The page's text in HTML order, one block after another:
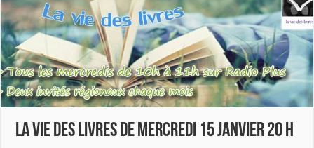
La vie des Livres de mercredi 15 Janvier 20 h